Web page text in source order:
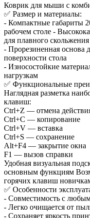
Коврик для мыши с
✅ Размер и материалы:
- Компактные габариты
рабочем столе -
для плавного скольжения
- Прорезиненная основа
поверхности стола
- Износостойкие
нагрузкам
✅ Функциональные
Наглядная разметка
клавиш:
Ctrl+Z — отмена
Ctrl+C — копирование
Ctrl+V — вставка
Ctrl+S — сохранение
Alt+F4 — закрытие окна
F1 — вызов справки
Удобная визуальная
основным функциям
горячих клавиш
✅ Особенности
- Совместимость с
- Легко очищается от
- Сохраняет яркость